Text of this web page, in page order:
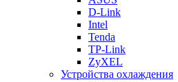
D-Link
Intel
Tenda
TP-Link
ZyXEL
Устройства охлаждения